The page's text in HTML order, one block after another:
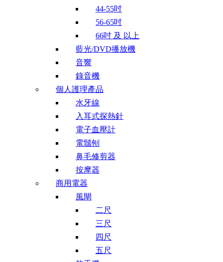
44-55吋
56-65吋
66吋 及 以上
藍光/DVD播放機
音響
錄音機
個人護理產品
水牙線
入耳式探熱針
電子血壓計
電鬚刨
鼻毛修剪器
按摩器
商用電器
風閘
二尺
三尺
四尺
五尺